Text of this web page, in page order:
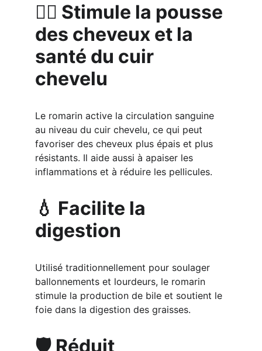
💆‍♀️ Stimule la pousse
des cheveux et la
santé du cuir
chevelu
Le romarin active la circulation sanguine
au niveau du cuir chevelu, ce qui peut
favoriser des cheveux plus épais et plus
résistants. Il aide aussi à apaiser les
inflammations et à réduire les pellicules.
💧 Facilite la
digestion
Utilisé traditionnellement pour soulager
ballonnements et lourdeurs, le romarin
stimule la production de bile et soutient le
foie dans la digestion des graisses.
🛡️ Réduit